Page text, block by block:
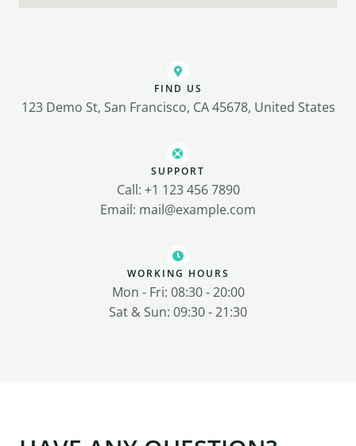
FIND US
123 Demo St, San Francisco, CA 45678, United States
SUPPORT
Call: +1 123 456 7890
Email: mail@example.com
WORKING HOURS
Mon - Fri: 08:30 - 20:00
Sat & Sun: 09:30 - 21:30